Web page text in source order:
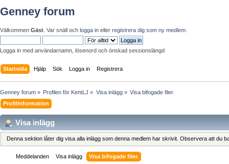
Genney forum
Välkommen Gäst . Var snäll och logga in eller registrera dig som ny medlem
Logga in med användarnamn, lösenord och önskad sessionslängd
Startsida Hjälp Sök Logga in Registrera
Genney forum » Profilen för KentLJ » Visa inlägg» Visa bifogade filer.
Profilinformation
Visa inlägg
Denna sektion låter dig visa alla inlägg som denna medlem har skrivit. Observera att du
Meddelanden Visa inlägg Visa bifogade filer.